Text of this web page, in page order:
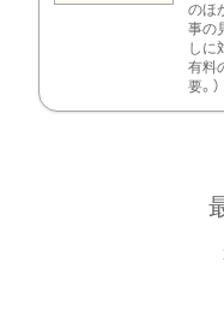
のほ
事の
しに
有料
要。）